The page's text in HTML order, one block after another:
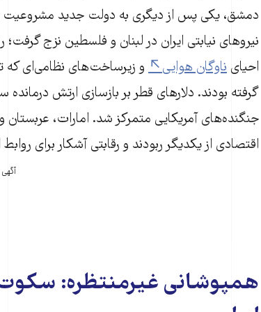
دمشق، یکی پس از دیگری به دولت جدید مشروعیت
نیروهای نیابتی ایران در لبنان و فلسطین نزج گرفت؛
احیای ناوگان هوایی
و زیرساخت‌های نظامی‌ای که
گرفته بودند. دلارهای قطر بر بازسازی ارتش درمانده
جنگنده‌های آمریکایی متمرکز شد. امارات،
اقتصادی از یکدیگر ‌ربودند و رقابتی آشکار برای
آگهی
همپوشانی غیرمنتظره: